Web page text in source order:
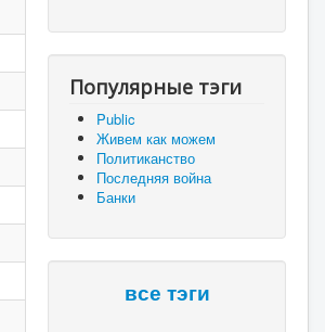
Популярные тэги
Public
Живем как можем
Политиканство
Последняя война
Банки
все тэги